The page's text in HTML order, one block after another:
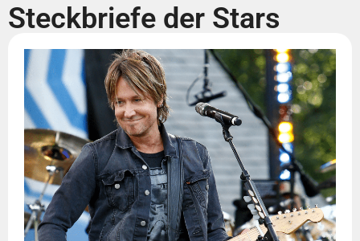
Steckbriefe der Stars